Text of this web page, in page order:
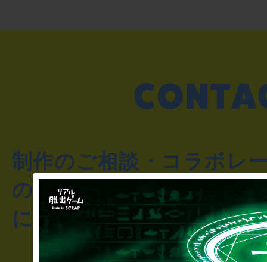
制作のご相談・コラボレ
のお客様からのご質問や
にお問い合わせください